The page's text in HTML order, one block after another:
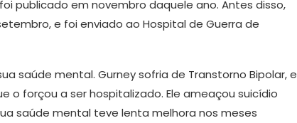
publicado em novembro daquele ano. Antes disso,
e foi enviado ao Hospital de Guerra de
saúde mental. Gurney sofria de Transtorno Bipolar, e
o forçou a ser hospitalizado. Ele ameaçou suicídio
saúde mental teve lenta melhora nos meses